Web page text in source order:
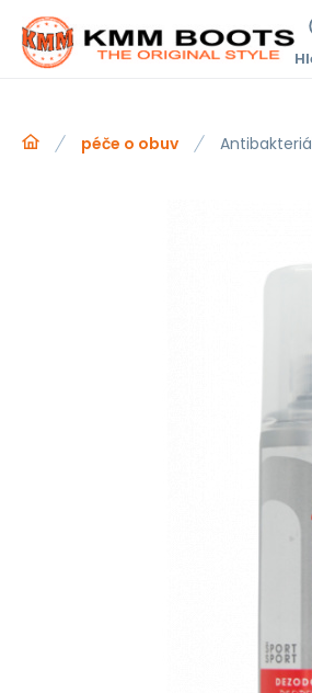
péče o obuv